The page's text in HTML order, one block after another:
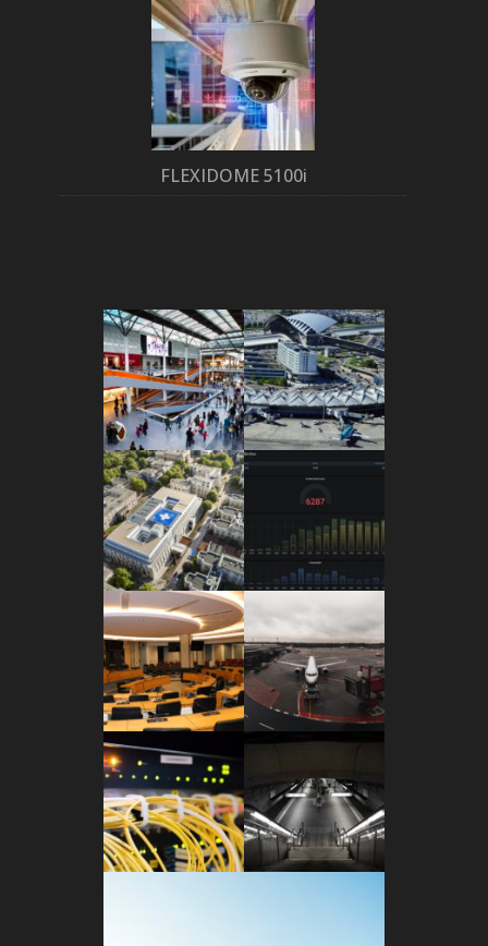
FLEXIDOME 5100i